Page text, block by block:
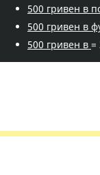
500 гривен в
500 гривен в
500 гривен в =